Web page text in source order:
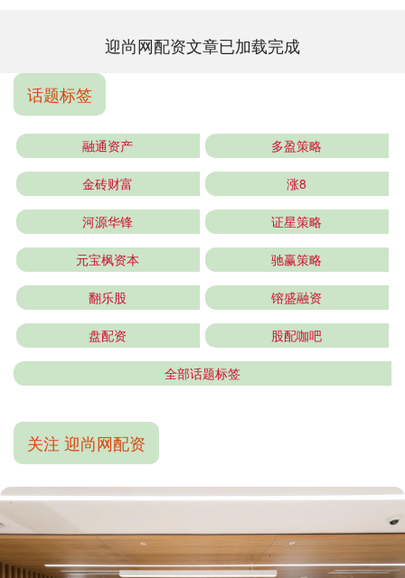
迎尚网配资文章已加载完成
话题标签
融通资产 多盈策略
金砖财富 涨8
河源华锋 证星策略
元宝枫资本 驰赢策略
翻乐股 镕盛融资
盘配资 股配咖吧
全部话题标签
关注 迎尚网配资